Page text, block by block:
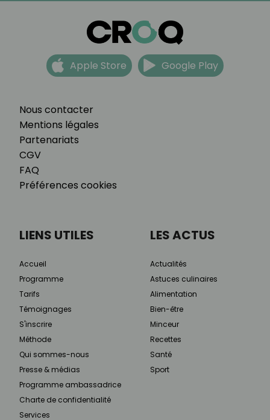
Nous contacter
Mentions légales
Partenariats
CGV
FAQ
Préférences cookies
Apple Store Google Play
LIENS UTILES
Accueil
Programme
Tarifs
Témoignages
S'inscrire
Méthode
Qui sommes-nous
Presse & médias
Programme ambassadrice
Charte de confidentialité
Services
LES ACTUS
Actualités
Astuces culinaires
Alimentation
Bien-être
Minceur
Recettes
Santé
Sport